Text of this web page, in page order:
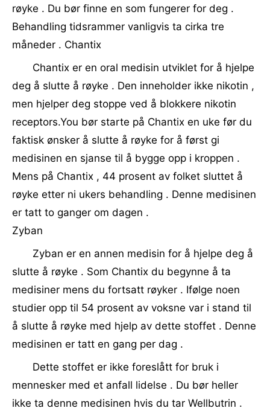
røyke . Du bør finne en som fungerer for deg .
Behandling tidsrammer vanligvis ta cirka tre
måneder . Chantix
Chantix er en oral medisin utviklet for å hjelpe
deg å slutte å røyke . Den inneholder ikke nikotin ,
men hjelper deg stoppe ved å blokkere nikotin
receptors.You bør starte på Chantix en uke før du
faktisk ønsker å slutte å røyke for å først gi
medisinen en sjanse til å bygge opp i kroppen .
Mens på Chantix , 44 prosent av folket sluttet å
røyke etter ni ukers behandling . Denne medisinen
er tatt to ganger om dagen .
Zyban
Zyban er en annen medisin for å hjelpe deg å
slutte å røyke . Som Chantix du begynne å ta
medisiner mens du fortsatt røyker . Ifølge noen
studier opp til 54 prosent av voksne var i stand til
å slutte å røyke med hjelp av dette stoffet . Denne
medisinen er tatt en gang per dag .
Dette stoffet er ikke foreslått for bruk i
mennesker med et anfall lidelse . Du bør heller
ikke ta denne medisinen hvis du tar Wellbutrin .